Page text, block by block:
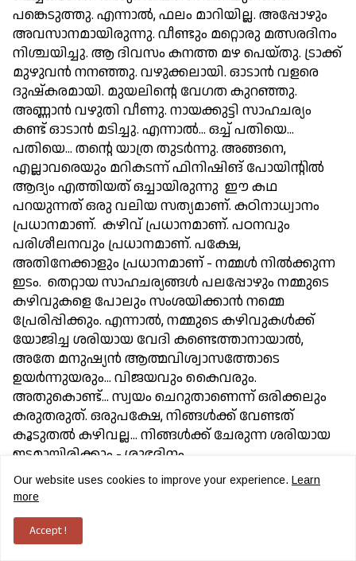
പങ്കെടുത്തു. എന്നാല്‍, ഫലം മാറിയില്ല. അപ്പോഴും
അവസാനമായിരുന്നു. വീണ്ടും മറ്റൊരു മത്സരദിനം
നിശ്ചയിച്ചു. ആ ദിവസം കനത്ത മഴ പെയ്തു. ട്രാക്ക്
മുഴുവന്‍ നനഞ്ഞു. വഴുക്കലായി. ഓടാന്‍ വളരെ
ദുഷ്‌കരമായി. മുയലിന്റെ വേഗത കുറഞ്ഞു.
അണ്ണാന്‍ വഴുതി വീണു. നായക്കുട്ടി സാഹചര്യം
കണ്ട് ഓടാന്‍ മടിച്ചു. എന്നാല്‍... ഒച്ച് പതിയെ...
പതിയെ... തന്റെ യാത്ര തുടര്‍ന്നു. അങ്ങനെ,
എല്ലാവരെയും മറികടന്ന് ഫിനിഷിങ് പോയിന്റില്‍
ആദ്യം എത്തിയത് ഒച്ചായിരുന്നു ഈ കഥ
പറയുന്നത് ഒരു വലിയ സത്യമാണ്. കഠിനാധ്വാനം
പ്രധാനമാണ്. കഴിവ് പ്രധാനമാണ്. പഠനവും
പരിശീലനവും പ്രധാനമാണ്. പക്ഷേ,
അതിനേക്കാളും പ്രധാനമാണ് - നമ്മള്‍ നില്‍ക്കുന്ന
ഇടം. തെറ്റായ സാഹചര്യങ്ങള്‍ പലപ്പോഴും നമ്മുടെ
കഴിവുകളെ പോലും സംശയിക്കാന്‍ നമ്മെ
പ്രേരിപ്പിക്കും. എന്നാല്‍, നമ്മുടെ കഴിവുകള്‍ക്ക്
യോജിച്ച ശരിയായ വേദി കണ്ടെത്താനായാല്‍,
അതേ മനുഷ്യന്‍ ആത്മവിശ്വാസത്തോടെ
ഉയര്‍ന്നുയരും... വിജയവും കൈവരും.
അതുകൊണ്ട്... സ്വയം ചെറുതാണെന്ന് ഒരിക്കലും
കരുതരുത്. ഒരുപക്ഷേ, നിങ്ങള്‍ക്ക് വേണ്ടത്
കൂടുതല്‍ കഴിവല്ല... നിങ്ങള്‍ക്ക് ചേരുന്ന ശരിയായ
ഇടമായിരിക്കാം - ശുഭദിനം.
Tags: KERALA
Facebook
Our website uses cookies to improve your experience. Learn
more
Accept !